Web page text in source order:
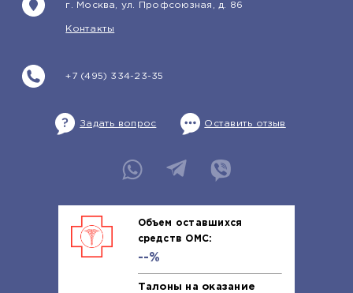
+7 (495) 334-23-35
г. Москва, ул. Профсоюзная, д. 86
Контакты
Задать вопрос Оставить отзыв
Объем оставшихся
средств ОМС:
--%
Талоны на оказание